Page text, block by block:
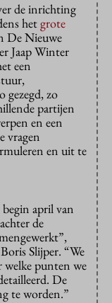
de inrichting
hetgrote
De Nieuwe
Jaap Winter
een
gezegd, zo
partijen
en een
vragen
en uit te
april van
de
Slijper. “We
welke punten we
De
te worden.”